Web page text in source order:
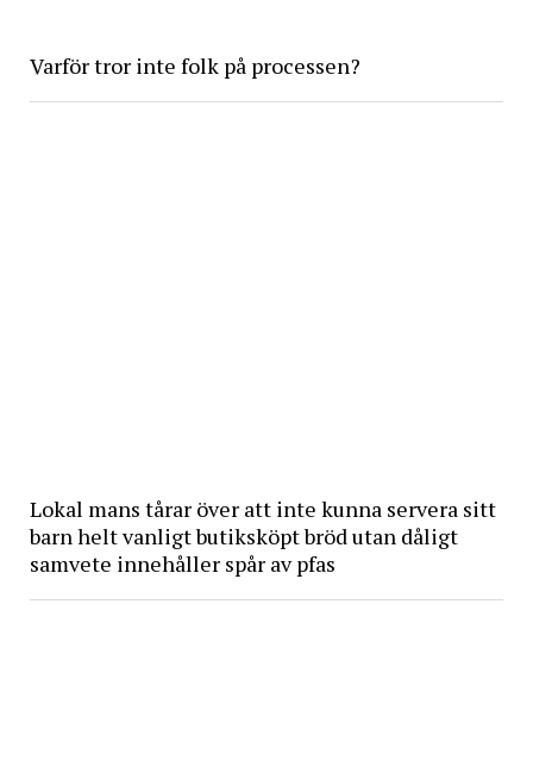
Varför tror inte folk på processen?
Lokal mans tårar över att inte kunna servera sitt
barn helt vanligt butiksköpt bröd utan dåligt
samvete innehåller spår av pfas